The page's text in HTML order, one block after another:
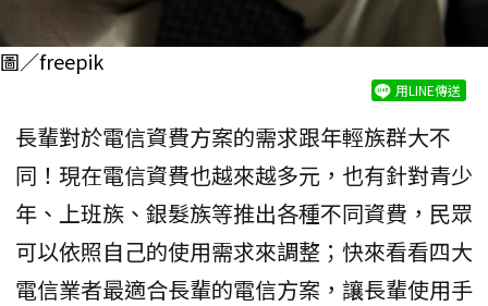
圖／freepik
用LINE傳送
長輩對於電信資費方案的需求跟年輕族群大不
同！現在電信資費也越來越多元，也有針對青少
年、上班族、銀髮族等推出各種不同資費，民眾
可以依照自己的使用需求來調整；快來看看四大
電信業者最適合長輩的電信方案，讓長輩使用手